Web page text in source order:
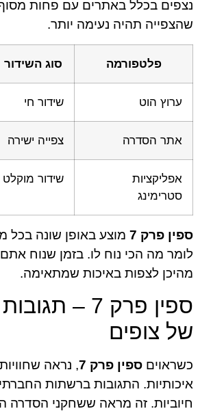
נצפים בכלל באתרים עם פחות
שהצפייה תהיה נעימה יותר.
פלטפורמה סוג השידור
ערוץ הוט שידור חי
אתר הסדרה צפייה ישירה
אפליקציות
סטרימינג
שידור מוקלט
ספין פרק 7
מוצע באופן שונה בכל
לומר מה הכי נוח לו. בזמן שנוח אתם
מהיכן לצפות באיכות שמתאימה.
ספין פרק 7 –
של צופים
כשראוים ספין פרק 7
, נראה
איכותיות. התגובות ברשתות
חיוביות. זה מראה ששחקני הסדרה